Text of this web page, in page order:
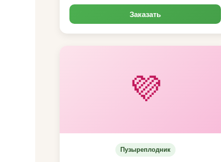
Заказать
💜
Пузыреплодник